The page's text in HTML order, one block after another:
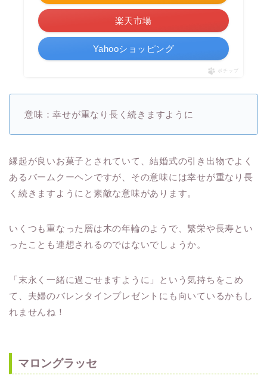
楽天市場
Yahooショッピング
ポチップ
意味：幸せが重なり長く続きますように
縁起が良いお菓子とされていて、結婚式の引き出物でよく
あるバームクーヘンですが、その意味には幸せが重なり長
く続きますようにと素敵な意味があります。
いくつも重なった層は木の年輪のようで、繁栄や長寿とい
ったことも連想されるのではないでしょうか。
「末永く一緒に過ごせますように」という気持ちをこめ
て、夫婦のバレンタインプレゼントにも向いているかもし
れませんね！
マロングラッセ